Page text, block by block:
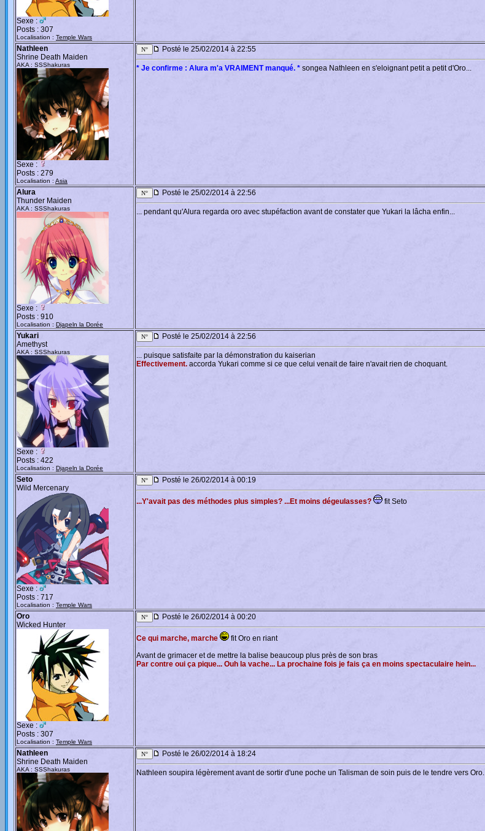
Sexe :
Posts : 307
Localisation : Temple Wars
Nathleen
Shrine Death Maiden
AKA : SSShakuras
Sexe :
Posts : 279
Localisation : Asia
Posté le 25/02/2014 à 22:55
* Je confirme : Alura m'a VRAIMENT manqué. * songea Nathleen en s'eloignant petit a petit d'Oro...
Alura
Thunder Maiden
AKA : SSShakuras
Sexe :
Posts : 910
Localisation : Djapeln la Dorée
Posté le 25/02/2014 à 22:56
... pendant qu'Alura regarda oro avec stupéfaction avant de constater que Yukari la lâcha enfin...
Yukari
Amethyst
AKA : SSShakuras
Sexe :
Posts : 422
Localisation : Djapeln la Dorée
Posté le 25/02/2014 à 22:56
... puisque satisfaite par la démonstration du kaiserian
Effectivement. accorda Yukari comme si ce que celui venait de faire n'avait rien de choquant.
Seto
Wild Mercenary
Sexe :
Posts : 717
Localisation : Temple Wars
Posté le 26/02/2014 à 00:19
...Y'avait pas des méthodes plus simples? ...Et moins dégeulasses? fit Seto
Oro
Wicked Hunter
Sexe :
Posts : 307
Localisation : Temple Wars
Posté le 26/02/2014 à 00:20
Ce qui marche, marche
fit Oro en riant
Avant de grimacer et de mettre la balise beaucoup plus près de son bras
Par contre oui ça pique... Ouh la vache... La prochaine fois je fais ça en moins spectaculaire hein...
Nathleen
Shrine Death Maiden
AKA : SSShakuras
Posté le 26/02/2014 à 18:24
Nathleen soupira légèrement avant de sortir d'une poche un Talisman de soin puis de le tendre vers Oro.